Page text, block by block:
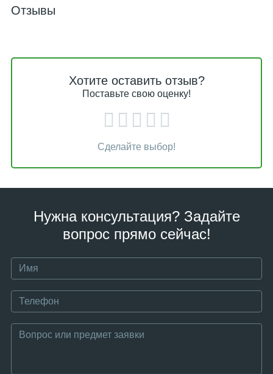
Отзывы
Хотите оставить отзыв?
Поставьте свою оценку!
Сделайте выбор!
Нужна консультация? Задайте
вопрос прямо сейчас!